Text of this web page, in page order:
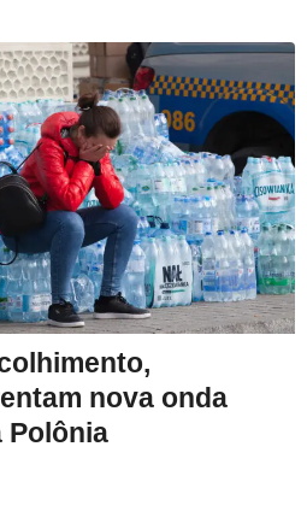
nova onda
Polônia